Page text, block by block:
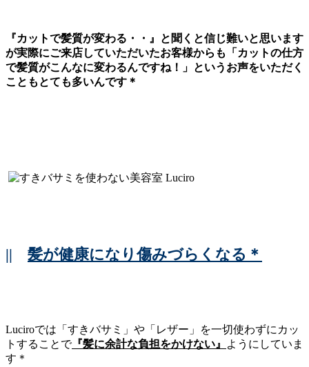
『カットで髪質が変わる・・』と聞くと信じ難いと思います
が実際にご来店していただいたお客様からも「カットの仕方
で髪質がこんなに変わるんですね！」というお声をいただく
こともとても多いんです＊
|| 髪が健康になり傷みづらくなる＊
Luciroでは「すきバサミ」や「レザー」を一切使わずにカッ
トすることで『髪に余計な負担をかけない』
ようにしていま
す＊